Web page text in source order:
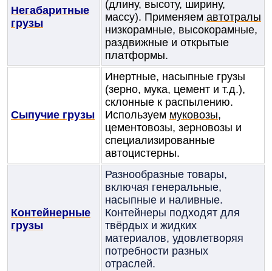
Негабаритные
грузы
(длину, высоту, ширину,
массу). Применяем автотралы
низкорамные, высокорамные,
раздвижные и открытые
платформы.
Сыпучие грузы
Инертные, насыпные грузы
(зерно, мука, цемент и т.д.),
склонные к распылению.
Используем муковозы,
цементовозы, зерновозы и
специализированные
автоцистерны.
Контейнерные
грузы
Разнообразные товары,
включая генеральные,
насыпные и наливные.
Контейнеры подходят для
твёрдых и жидких
материалов, удовлетворяя
потребности разных
отраслей.